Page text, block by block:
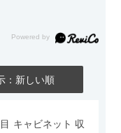
るスタイルが理想
客時には離してスツ
：新しい順
キャビネット 収